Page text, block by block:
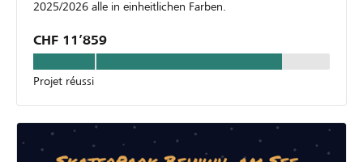
2025/2026 alle in einheitlichen Farben.
CHF 11’859
Projet réussi